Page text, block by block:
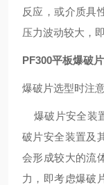
反应，或介质具
压力波动较大，
PF300平板爆破片
爆破片选型时注
爆破片安全装
破片安全装置及
会形成较大的流
力，即考虑爆破